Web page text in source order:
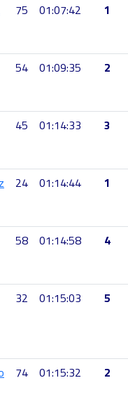
75 01:07:42 1
54 01:09:35 2
45 01:14:33 3
24 01:14:44 1
58 01:14:58 4
32 01:15:03 5
74 01:15:32 2